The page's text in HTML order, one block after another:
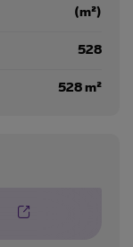
(m²)
528
528 m²